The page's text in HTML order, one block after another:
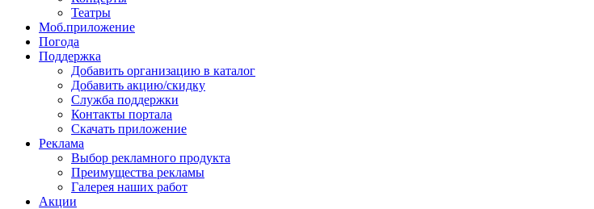
Театры
Моб.приложение
Погода
Поддержка
Добавить организацию в каталог
Добавить акцию/скидку
Служба поддержки
Контакты портала
Скачать приложение
Реклама
Выбор рекламного продукта
Преимущества рекламы
Галерея наших работ
Акции